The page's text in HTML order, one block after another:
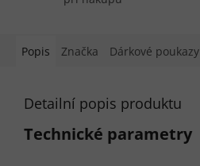
Popis Značka Dárkové poukazy
Detailní popis produktu
Technické parametry